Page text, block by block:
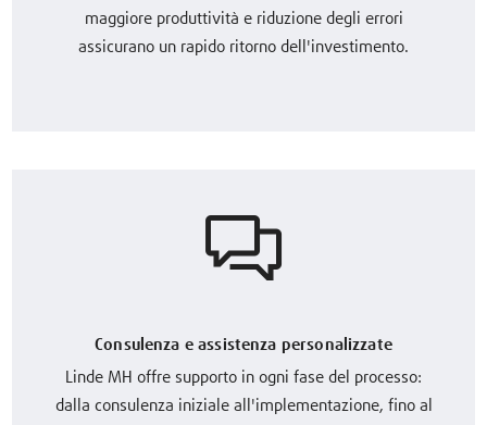
maggiore produttività e riduzione degli errori
assicurano un rapido ritorno dell'investimento.
Consulenza e assistenza personalizzate
Linde MH offre supporto in ogni fase del processo:
dalla consulenza iniziale all'implementazione, fino al